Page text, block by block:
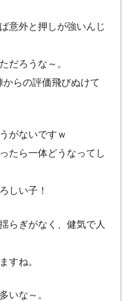
意外と押しが強いんじ
だろうな～。
らの評価飛びぬけて
がないですｗ
たら一体どうなってし
しい子！
らぎがなく、健気で人
すね。
いな～。